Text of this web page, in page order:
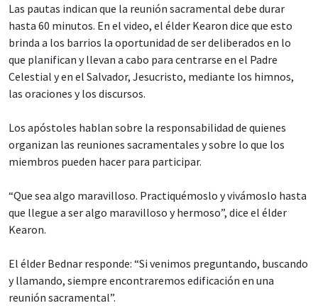
Las pautas indican que la reunión sacramental debe durar
hasta 60 minutos. En el video, el élder Kearon dice que esto
brinda a los barrios la oportunidad de ser deliberados en lo
que planifican y llevan a cabo para centrarse en el Padre
Celestial y en el Salvador, Jesucristo, mediante los himnos,
las oraciones y los discursos.
Los apóstoles hablan sobre la responsabilidad de quienes
organizan las reuniones sacramentales y sobre lo que los
miembros pueden hacer para participar.
“Que sea algo maravilloso. Practiquémoslo y vivámoslo hasta
que llegue a ser algo maravilloso y hermoso”, dice el élder
Kearon.
El élder Bednar responde: “Si venimos preguntando, buscando
y llamando, siempre encontraremos edificación en una
reunión sacramental”.